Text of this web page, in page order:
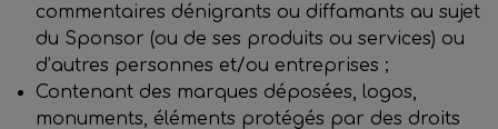
commentaires dénigrants ou diffamants au sujet
du Sponsor (ou de ses produits ou services) ou
d’autres personnes et/ou entreprises ;
Contenant des marques déposées, logos,
monuments, éléments protégés par des droits